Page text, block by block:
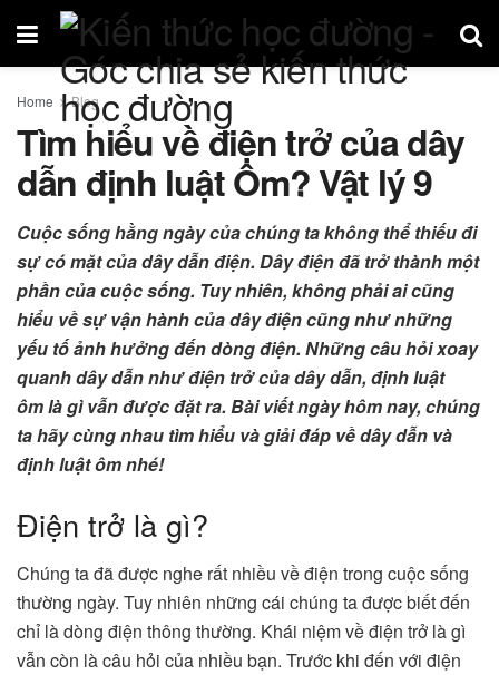
Home Blog
Tìm hiểu về điện trở của dây
dẫn định luật Ôm? Vật lý 9
Cuộc sống hằng ngày của chúng ta không thể thiếu đi
sự có mặt của dây dẫn điện. Dây điện đã trở thành một
phần của cuộc sống. Tuy nhiên, không phải ai cũng
hiểu về sự vận hành của dây điện cũng như những
yếu tố ảnh hưởng đến dòng điện. Những câu hỏi xoay
quanh dây dẫn như điện trở của dây dẫn, định luật
ôm là gì vẫn được đặt ra. Bài viết ngày hôm nay, chúng
ta hãy cùng nhau tìm hiểu và giải đáp về dây dẫn và
định luật ôm nhé!
Điện trở là gì?
Chúng ta đã được nghe rất nhiều về điện trong cuộc sống
thường ngày. Tuy nhiên những cái chúng ta được biết đến
chỉ là dòng điện thông thường. Khái niệm về điện trở là gì
vẫn còn là câu hỏi của nhiều bạn. Trước khi đến với điện